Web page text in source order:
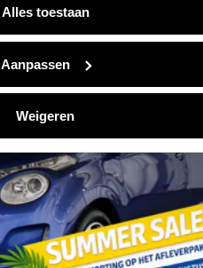
Alles toestaan
Aanpassen
Weigeren